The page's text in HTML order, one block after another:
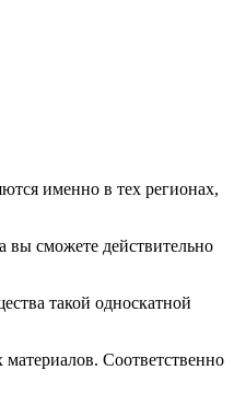
именно в тех регионах,
вы сможете действительно
такой односкатной
Соответственно